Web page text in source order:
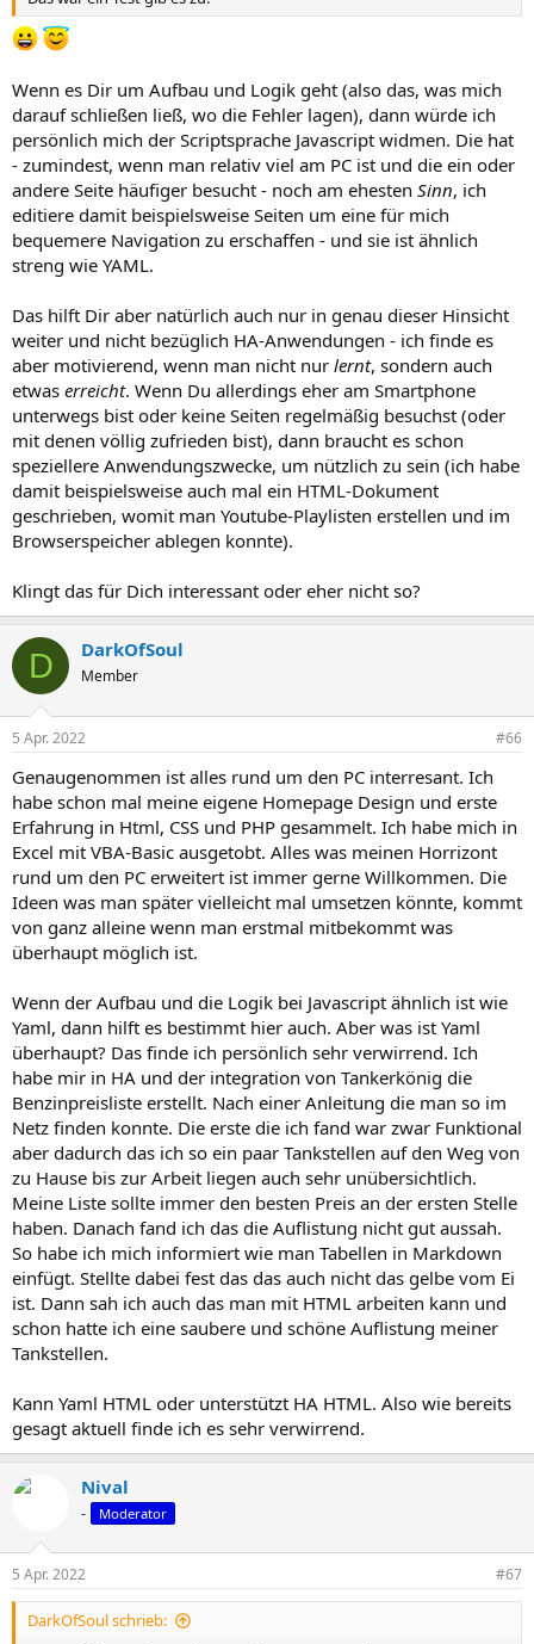
Wenn es Dir um Aufbau und Logik geht (also das, was mich
darauf schließen ließ, wo die Fehler lagen), dann würde ich
persönlich mich der Scriptsprache Javascript widmen. Die hat
- zumindest, wenn man relativ viel am PC ist und die ein oder
andere Seite häufiger besucht - noch am ehesten Sinn, ich
editiere damit beispielsweise Seiten um eine für mich
bequemere Navigation zu erschaffen - und sie ist ähnlich
streng wie YAML.
Das hilft Dir aber natürlich auch nur in genau dieser Hinsicht
weiter und nicht bezüglich HA-Anwendungen - ich finde es
aber motivierend, wenn man nicht nur lernt, sondern auch
etwas erreicht. Wenn Du allerdings eher am Smartphone
unterwegs bist oder keine Seiten regelmäßig besuchst (oder
mit denen völlig zufrieden bist), dann braucht es schon
speziellere Anwendungszwecke, um nützlich zu sein (ich habe
damit beispielsweise auch mal ein HTML-Dokument
geschrieben, womit man Youtube-Playlisten erstellen und im
Browserspeicher ablegen konnte).
Klingt das für Dich interessant oder eher nicht so?
D DarkOfSoul
Member
5 Apr. 2022 #66
Genaugenommen ist alles rund um den PC interresant. Ich
habe schon mal meine eigene Homepage Design und erste
Erfahrung in Html, CSS und PHP gesammelt. Ich habe mich in
Excel mit VBA-Basic ausgetobt. Alles was meinen Horrizont
rund um den PC erweitert ist immer gerne Willkommen. Die
Ideen was man später vielleicht mal umsetzen könnte, kommt
von ganz alleine wenn man erstmal mitbekommt was
überhaupt möglich ist.
Wenn der Aufbau und die Logik bei Javascript ähnlich ist wie
Yaml, dann hilft es bestimmt hier auch. Aber was ist Yaml
überhaupt? Das finde ich persönlich sehr verwirrend. Ich
habe mir in HA und der integration von Tankerkönig die
Benzinpreisliste erstellt. Nach einer Anleitung die man so im
Netz finden konnte. Die erste die ich fand war zwar Funktional
aber dadurch das ich so ein paar Tankstellen auf den Weg von
zu Hause bis zur Arbeit liegen auch sehr unübersichtlich.
Meine Liste sollte immer den besten Preis an der ersten Stelle
haben. Danach fand ich das die Auflistung nicht gut aussah.
So habe ich mich informiert wie man Tabellen in Markdown
einfügt. Stellte dabei fest das das auch nicht das gelbe vom Ei
ist. Dann sah ich auch das man mit HTML arbeiten kann und
schon hatte ich eine saubere und schöne Auflistung meiner
Tankstellen.
Kann Yaml HTML oder unterstützt HA HTML. Also wie bereits
gesagt aktuell finde ich es sehr verwirrend.
Nival
- Moderator
5 Apr. 2022 #67
DarkOfSoul schrieb: